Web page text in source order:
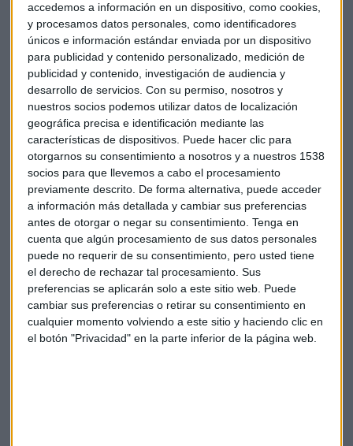
accedemos a información en un dispositivo, como cookies,
y procesamos datos personales, como identificadores
únicos e información estándar enviada por un dispositivo
para publicidad y contenido personalizado, medición de
publicidad y contenido, investigación de audiencia y
desarrollo de servicios. Con su permiso, nosotros y
nuestros socios podemos utilizar datos de localización
geográfica precisa e identificación mediante las
características de dispositivos. Puede hacer clic para
otorgarnos su consentimiento a nosotros y a nuestros 1538
socios para que llevemos a cabo el procesamiento
previamente descrito. De forma alternativa, puede acceder
a información más detallada y cambiar sus preferencias
antes de otorgar o negar su consentimiento. Tenga en
cuenta que algún procesamiento de sus datos personales
puede no requerir de su consentimiento, pero usted tiene
el derecho de rechazar tal procesamiento. Sus
preferencias se aplicarán solo a este sitio web. Puede
cambiar sus preferencias o retirar su consentimiento en
cualquier momento volviendo a este sitio y haciendo clic en
el botón "Privacidad" en la parte inferior de la página web.
Principales diferencias entre un
depósito y un fondo monetario
Hay que comenzar haciendo una distinción entre ambos
productos. Los depósitos son un producto de ahorro,
mientras que los fondos monetarios son un producto de
inversión.
"La principal diferencia reside en que quien deposita su
dinero en un depósito tiene un retorno garantizado, no en
cambio en un monetario", explica Fernando Luque.
Lasrentabilidadesde los fondos monetariosvarían en
función de las condiciones del mercadoy de los tipos de
interés a corto plazo.
No obstante, advierte, "en caso de querer rescatar nuestro
dinero antes del plazo fijado en un depósito, habrá que